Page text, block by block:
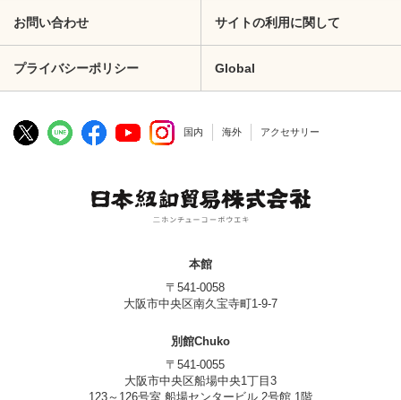
お問い合わせ サイトの利用に関して
プライバシーポリシー Global
国内 海外 アクセサリー
本館
〒541-0058
大阪市中央区南久宝寺町1-9-7
別館Chuko
〒541-0055
大阪市中央区船場中央1丁目3
123～126号室 船場センタービル 2号館 1階